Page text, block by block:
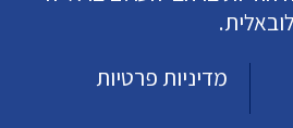
מדיניות פרטיות